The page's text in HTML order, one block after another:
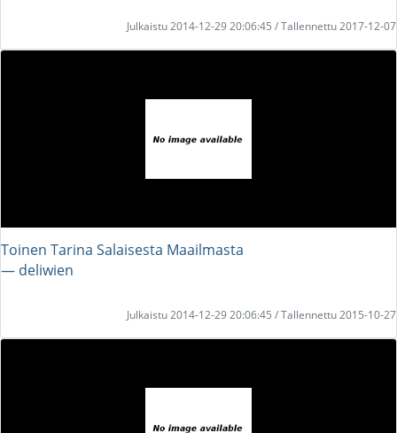
Julkaistu 2014-12-29 20:06:45 / Tallennettu 2017-12-07
Toinen Tarina Salaisesta Maailmasta
― deliwien
Julkaistu 2014-12-29 20:06:45 / Tallennettu 2015-10-27